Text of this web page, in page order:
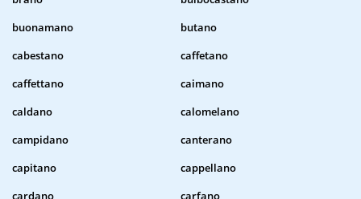
buonamano
butano
cabestano
caffetano
caffettano
caimano
caldano
calomelano
campidano
canterano
capitano
cappellano
cardano
carfano